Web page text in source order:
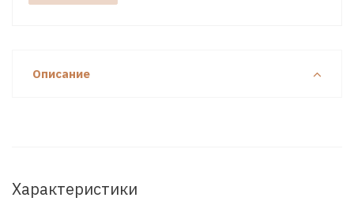
Описание
Характеристики